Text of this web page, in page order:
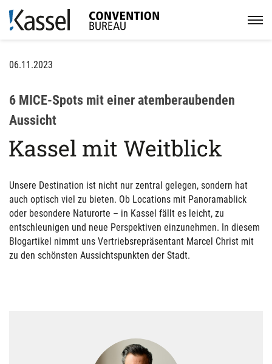
06.11.2023
6 MICE-Spots mit einer atemberaubenden
Aussicht
Kassel mit Weitblick
Unsere Destination ist nicht nur zentral gelegen, sondern hat
auch optisch viel zu bieten. Ob Locations mit Panoramablick
oder besondere Naturorte – in Kassel fällt es leicht, zu
entschleunigen und neue Perspektiven einzunehmen. In diesem
Blogartikel nimmt uns Vertriebsrepräsentant Marcel Christ mit
zu den schönsten Aussichtspunkten der Stadt.